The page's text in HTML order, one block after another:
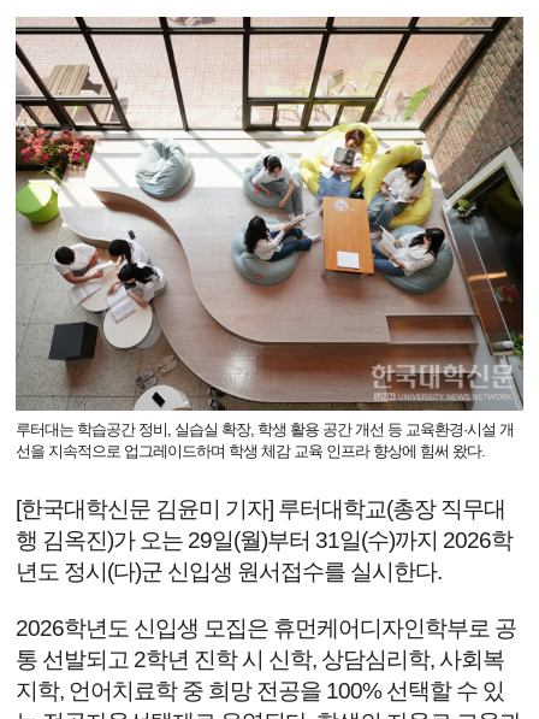
루터대는 학습공간 정비, 실습실 확장, 학생 활용 공간 개선 등 교육환경·시설 개
선을 지속적으로 업그레이드하며 학생 체감 교육 인프라 향상에 힘써 왔다.
[한국대학신문 김윤미 기자] 루터대학교(총장 직무대
행 김옥진)가 오는 29일(월)부터 31일(수)까지 2026학
년도 정시(다)군 신입생 원서접수를 실시한다.
2026학년도 신입생 모집은 휴먼케어디자인학부로 공
통 선발되고 2학년 진학 시 신학, 상담심리학, 사회복
지학, 언어치료학 중 희망 전공을 100% 선택할 수 있